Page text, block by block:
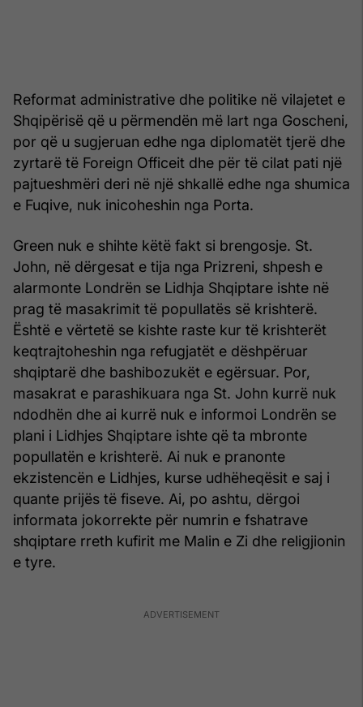
Reformat administrative dhe politike në vilajetet e
Shqipërisë që u përmendën më lart nga Goscheni,
por që u sugjeruan edhe nga diplomatët tjerë dhe
zyrtarë të Foreign Officeit dhe për të cilat pati një
pajtueshmëri deri në një shkallë edhe nga shumica
e Fuqive, nuk inicoheshin nga Porta.
Green nuk e shihte këtë fakt si brengosje. St.
John, në dërgesat e tija nga Prizreni, shpesh e
alarmonte Londrën se Lidhja Shqiptare ishte në
prag të masakrimit të popullatës së krishterë.
Është e vërtetë se kishte raste kur të krishterët
keqtrajtoheshin nga refugjatët e dëshpëruar
shqiptarë dhe bashibozukët e egërsuar. Por,
masakrat e parashikuara nga St. John kurrë nuk
ndodhën dhe ai kurrë nuk e informoi Londrën se
plani i Lidhjes Shqiptare ishte që ta mbronte
popullatën e krishterë. Ai nuk e pranonte
ekzistencën e Lidhjes, kurse udhëheqësit e saj i
quante prijës të fiseve. Ai, po ashtu, dërgoi
informata jokorrekte për numrin e fshatrave
shqiptare rreth kufirit me Malin e Zi dhe religjionin
e tyre.